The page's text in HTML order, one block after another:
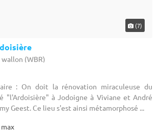
"l'Ardoisière" à Jodoigne à Viviane et André
max